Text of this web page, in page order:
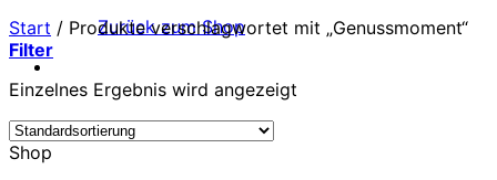
Zurück zum Shop
Start / Produkte verschlagwortet mit „Genussmoment“
Filter
Einzelnes Ergebnis wird angezeigt
Shop